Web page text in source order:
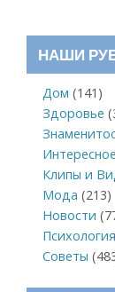
НАШИ
Дом (141)
Здоровье
Интересное
Клипы и
Мода (213)
Новости
Психология
Советы